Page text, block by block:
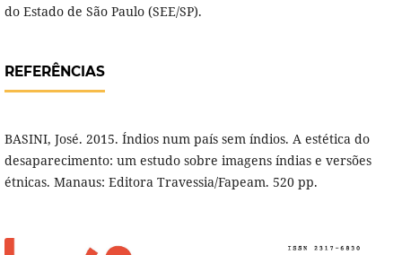
do Estado de São Paulo (SEE/SP).
REFERÊNCIAS
BASINI, José. 2015. Índios num país sem índios. A estética do
desaparecimento: um estudo sobre imagens índias e versões
étnicas. Manaus: Editora Travessia/Fapeam. 520 pp.